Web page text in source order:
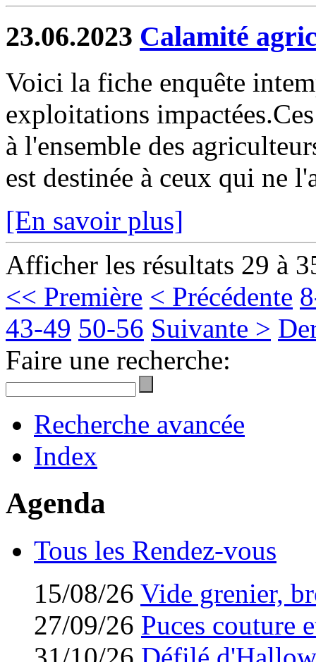
23.06.2023 Calamité
Voici la fiche enquête
exploitations
à l'ensemble des
est destinée à ceux qui ne
[En savoir plus]
Afficher les résultats 29 à
<< Première < Précédente
43-49 50-56 Suivante >
Faire une recherche:
Recherche avancée
Index
Agenda
Tous les Rendez-vous
15/08/26 Vide grenier,
27/09/26 Puces couture